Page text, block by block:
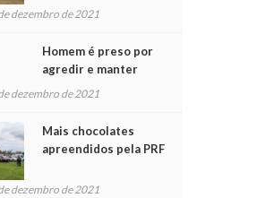
para crianças na
dezembro de 2021
Homem é preso por
agredir e manter
mulher em cárcere
dezembro de 2021
Mais chocolates
apreendidos pela PRF
crianças no Natal
dezembro de 2021